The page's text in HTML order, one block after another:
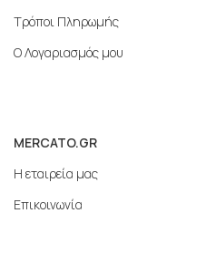
Τρόποι Πληρωμής
Ο Λογαριασμός μου
MERCATO.GR
Η εταιρεία μας
Επικοινωνία